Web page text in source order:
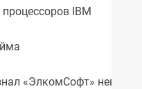
IBM
«ЭлкомСофт»